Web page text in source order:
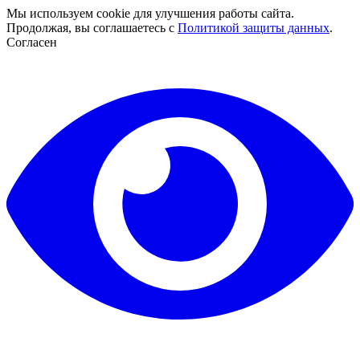
Мы используем cookie для улучшения работы сайта.
Продолжая, вы соглашаетесь с Политикой защиты данных.
Согласен